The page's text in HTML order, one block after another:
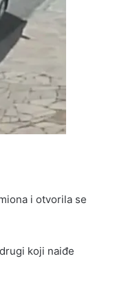
i otvorila se
koji naiđe